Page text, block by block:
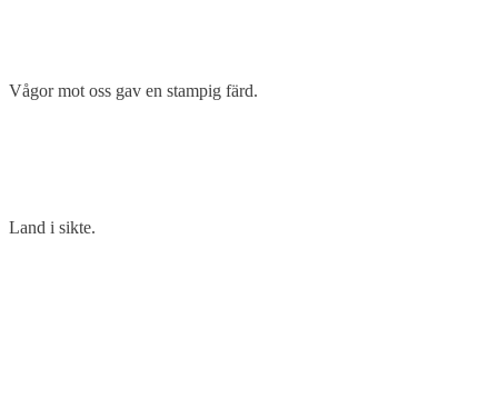
Vågor mot oss gav en stampig färd.
Land i sikte.